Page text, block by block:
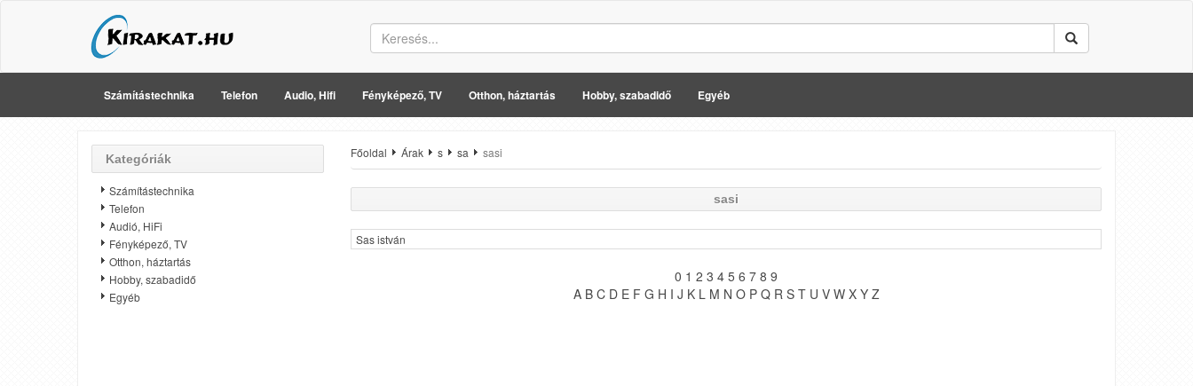
Számítástechnika Telefon Audio, Hifi Fényképező, TV Otthon, háztartás Hobby, szabadidő Egyéb
Kategóriák
Számítástechnika
Telefon
Audió, HiFi
Fényképező, TV
Otthon, háztartás
Hobby, szabadidő
Egyéb
Főoldal Árak s sa sasi
sasi
Sas istván
0 1 2 3 4 5 6 7 8 9
A B C D E F G H I J K L M N O P Q R S T U V W X Y Z